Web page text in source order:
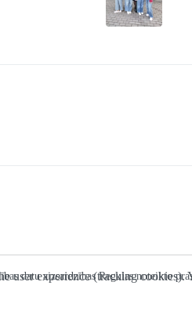
datu aizsardzības Regulas noteikto
user experience (tracking